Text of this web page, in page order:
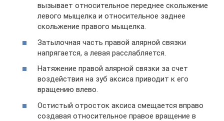
вызывает относительное переднее скольжение
левого мыщелка и относительное заднее
скольжение правого мыщелка.
Затылочная часть правой алярной связки
напрягается, а левая расслабляется.
Натяжение правой алярной связки за счет
воздействия на зуб аксиса приводит к его
вращению влево.
Остистый отросток аксиса смещается вправо
создавая относительное правое вращение в